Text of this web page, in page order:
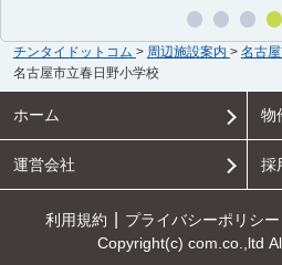
チンタイドットコム > 周辺施設案内 > 名古
名古屋市立春日野小学校
ホーム 物
運営会社 採
利用規約 プライバシーポリシー
Copyright(c) com.co.,ltd